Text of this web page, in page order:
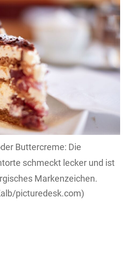
Buttercreme: Die
schmeckt lecker und ist
Markenzeichen.
picturedesk.com)